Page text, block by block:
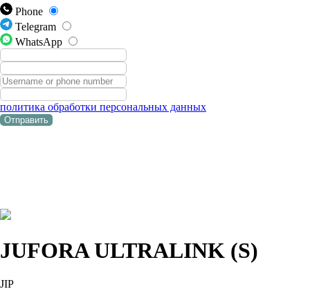
Phone
Telegram
WhatsApp
политика обработки персональных данных
Отправить
JUFORA ULTRALINK (S)
JIP